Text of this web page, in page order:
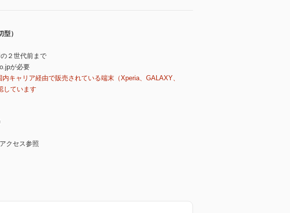
）
２世代前まで
が必要
キャリア経由で販売されている端末（Xperia、GALAXY、
しています
クセス参照